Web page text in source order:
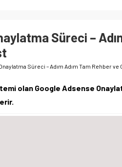
Belgeli Personel İstihdamı Neden
Süreci –
Süreci – Adım Adım Tam Rehber
olan Google Adsense